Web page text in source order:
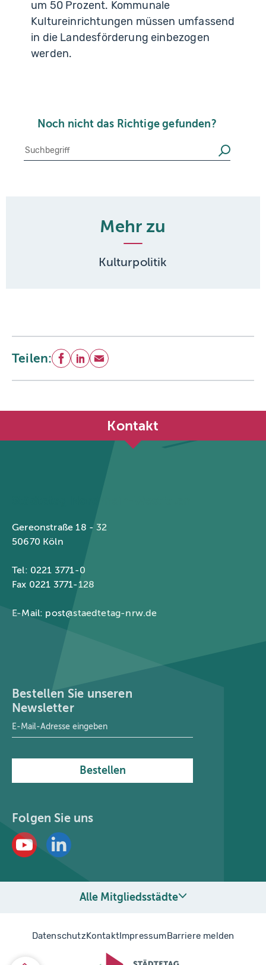
um 50 Prozent. Kommunale
Kultureinrichtungen müssen umfassend
in die Landesförderung einbezogen
werden.
Noch nicht das Richtige gefunden?
Suche Suchen
Mehr zu
Kulturpolitik
Teilen: Facebook
LinkedIn
E-Mail
Kontakt
Gereonstraße 18 - 32
50670 Köln
Tel: 0221 3771-0
Fax 0221 3771-128
E-Mail: post@staedtetag-nrw.de
Bestellen Sie unseren
Newsletter
E-Mail-Adresse
Bestellen
Folgen Sie uns
Alle Mitgliedsstädte
DatenschutzKontaktImpressumBarriere melden